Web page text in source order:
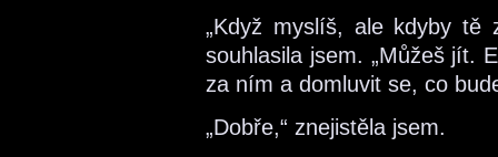
„Když myslíš, ale kdyby tě
souhlasila jsem. „Můžeš jít.
za ním a domluvit se, co
„Dobře,“ znejistěla jsem.